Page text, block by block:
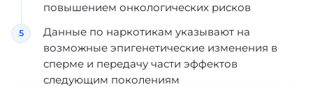
повышением онкологических рисков
Данные по наркотикам указывают на
возможные эпигенетические изменения в
сперме и передачу части эффектов
следующим поколениям